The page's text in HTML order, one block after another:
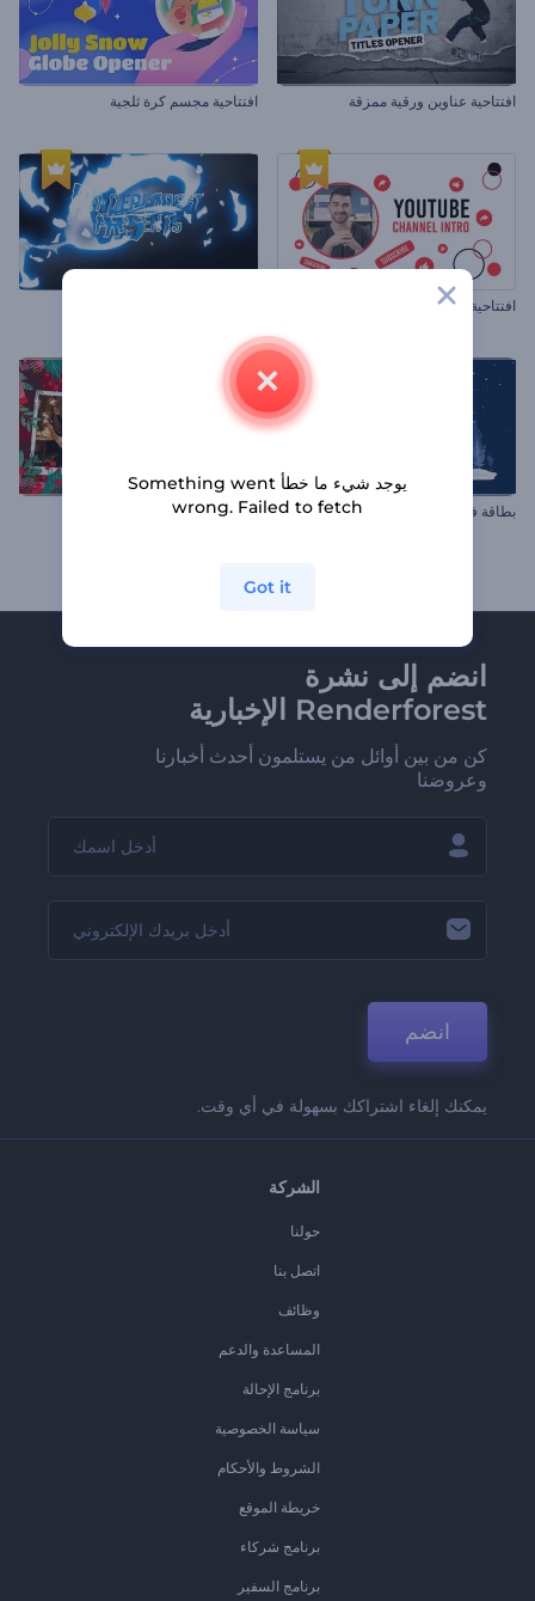
افتتاحية عناوين ورقية ممزقة افتتاحية مجسم كرة ثلجية
افتتاحية قناة يوتيوب
بطاقة فيديو الكريسماس ثنائية الأبعاد عرض شرائح جولي كريسماس
انضم إلى نشرة
Renderforest الإخبارية
كن من بين أوائل من يستلمون أحدث أخبارنا
وعروضنا
انضم
يمكنك إلغاء اشتراكك بسهولة في أي وقت.
الشركة
حولنا
اتصل بنا
وظائف
المساعدة والدعم
برنامج الإحالة
سياسة الخصوصية
الشروط والأحكام
خريطة الموقع
برنامج شركاء
برنامج السفير
يوجد شيء ما خطأ Something went
wrong. Failed to fetch
Got it